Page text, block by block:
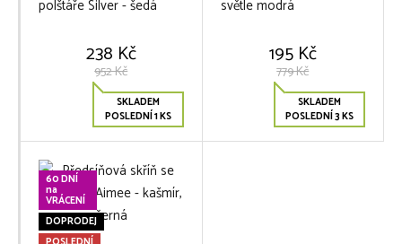
polštáře Silver - šedá
238 Kč
952 Kč
SKLADEM
POSLEDNÍ 1 KS
světle modrá
195 Kč
779 Kč
SKLADEM
POSLEDNÍ 3 KS
60 DNÍ
na
VRÁCENÍ
DOPRODEJ